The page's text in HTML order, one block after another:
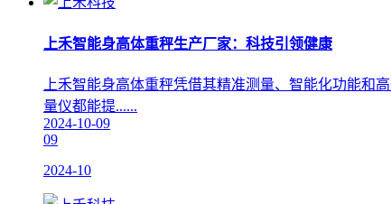
上禾智能身高体重秤生产厂家：科技引领健康
上禾智能身高体重秤凭借其精准测量、智能化功能和
量仪都能提......
2024-10-09
09
2024-10